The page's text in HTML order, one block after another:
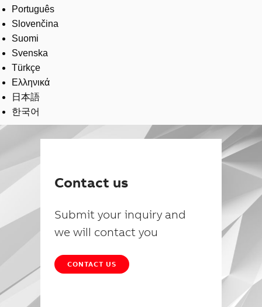
Português
Slovenčina
Suomi
Svenska
Türkçe
Ελληνικά
日本語
한국어
Contact us
Submit your inquiry and
we will contact you
CONTACT US